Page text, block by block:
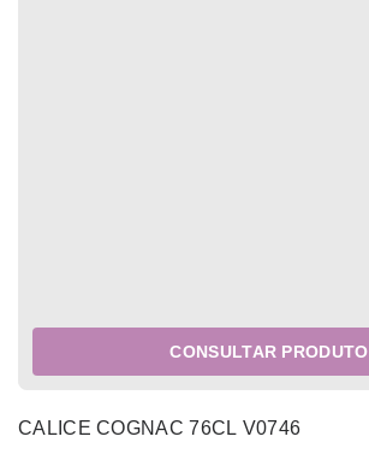
CONSULTAR PRODUTO
CALICE COGNAC 76CL V0746